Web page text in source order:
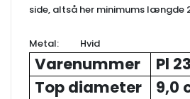
side, altså her minimums længde
Metal: Hvid
Varenummer
Pl
Top diameter
9,0